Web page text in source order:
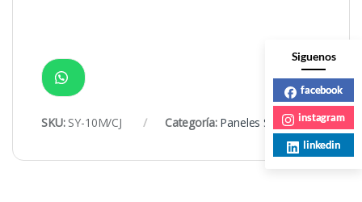
SKU: SY-10M/CJ Categoría: Paneles Solares
Siguenos
facebook
instagram
linkedin